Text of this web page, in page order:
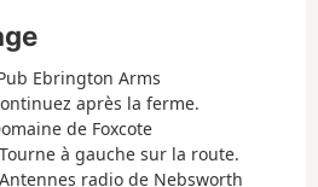
Ebrington Arms
après la ferme.
de Foxcote
à gauche sur la route.
radio de Nebsworth